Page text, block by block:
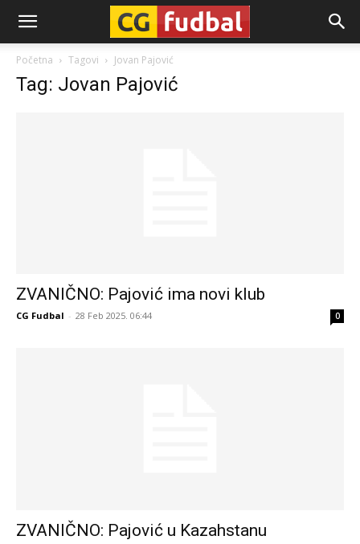
CG-
Fudbal
Početna Tagovi Jovan Pajović
Tag: Jovan Pajović
ZVANIČNO: Pajović ima novi klub
CG Fudbal - 28 Feb 2025. 06:44 0
ZVANIČNO: Pajović u Kazahstanu